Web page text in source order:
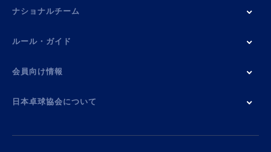
ナショナルチーム
ルール・ガイド
会員向け情報
日本卓球協会について